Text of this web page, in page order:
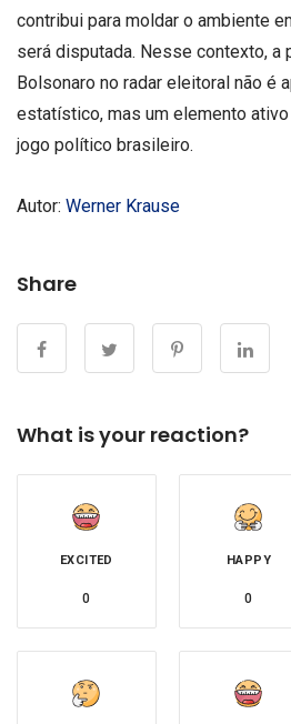
contribui para moldar o ambiente
será disputada. Nesse contexto, a
Bolsonaro no radar eleitoral não é
estatístico, mas um elemento
jogo político brasileiro.
Autor: Werner Krause
Share
What is your reaction?
EXCITED
0
HAPPY
0